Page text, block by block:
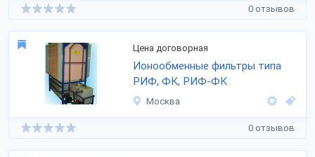
0 отзывов
Цена договорная
Ионообменные фильтры типа
РИФ, ФК, РИФ-ФК
Москва
0 отзывов